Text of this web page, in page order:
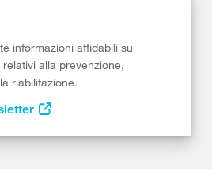
informazioni affidabili su
alla prevenzione,
riabilitazione.